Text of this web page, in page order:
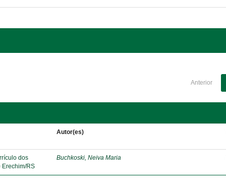
Anterior
Autor(es)
dos
Erechim/RS
Buchkoski, Neiva Maria